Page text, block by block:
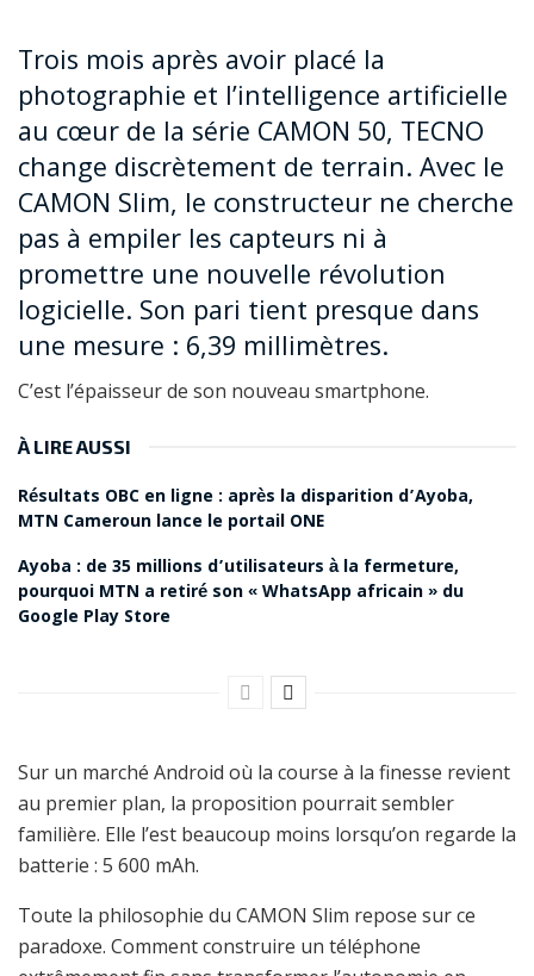
Trois mois après avoir placé la
photographie et l’intelligence artificielle
au cœur de la série CAMON 50, TECNO
change discrètement de terrain. Avec le
CAMON Slim, le constructeur ne cherche
pas à empiler les capteurs ni à
promettre une nouvelle révolution
logicielle. Son pari tient presque dans
une mesure : 6,39 millimètres.
C’est l’épaisseur de son nouveau smartphone.
À LIRE AUSSI
Résultats OBC en ligne : après la disparition d’Ayoba,
MTN Cameroun lance le portail ONE
Ayoba : de 35 millions d’utilisateurs à la fermeture,
pourquoi MTN a retiré son « WhatsApp africain » du
Google Play Store
Sur un marché Android où la course à la finesse revient
au premier plan, la proposition pourrait sembler
familière. Elle l’est beaucoup moins lorsqu’on regarde la
batterie : 5 600 mAh.
Toute la philosophie du CAMON Slim repose sur ce
paradoxe. Comment construire un téléphone